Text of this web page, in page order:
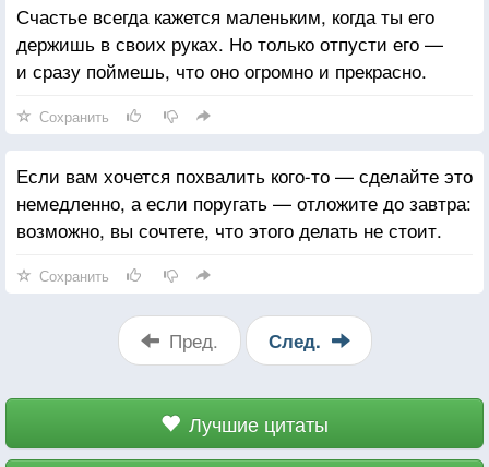
Счастье всегда кажется маленьким, когда ты его
держишь в своих руках. Но только отпусти его —
и сразу поймешь, что оно огромно и прекрасно.
Сохранить
Если вам хочется похвалить кого-то — сделайте это
немедленно, а если поругать — отложите до завтра:
возможно, вы сочтете, что этого делать не стоит.
Сохранить
Пред. След.
Лучшие цитаты